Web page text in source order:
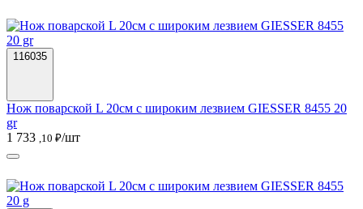
116035
Нож поварской L 20см с широким лезвием GIESSER 8455 20
gr
1 733 ,10 ₽/шт